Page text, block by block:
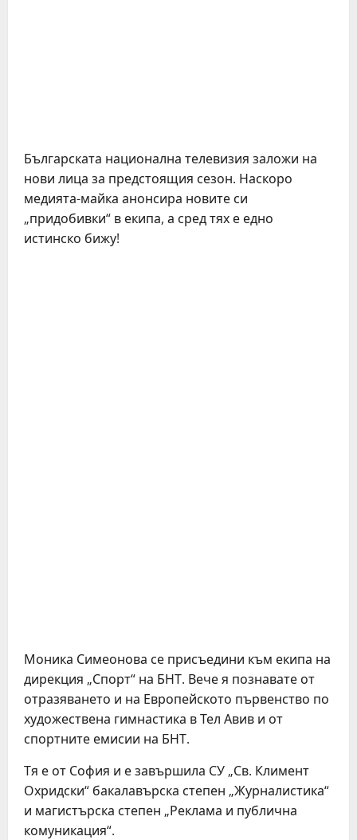
Българската национална телевизия заложи на
нови лица за предстоящия сезон. Наскоро
медията-майка анонсира новите си
„придобивки“ в екипа, а сред тях е едно
истинско бижу!
Моника Симеонова се присъедини към екипа на
дирекция „Спорт“ на БНТ. Вече я познавате от
отразяването и на Европейското първенство по
художествена гимнастика в Тел Авив и от
спортните емисии на БНТ.
Тя е от София и е завършила СУ „Св. Климент
Охридски“ бакалавърска степен „Журналистика“
и магистърска степен „Реклама и публична
комуникация“.